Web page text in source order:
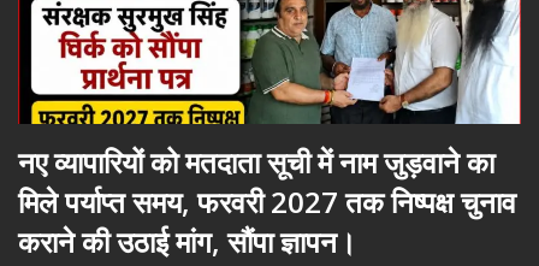
नए व्यापारियों को मतदाता सूची में नाम जुड़वाने का
मिले पर्याप्त समय, फरवरी 2027 तक निष्पक्ष चुनाव
कराने की उठाई मांग, सौंपा ज्ञापन।